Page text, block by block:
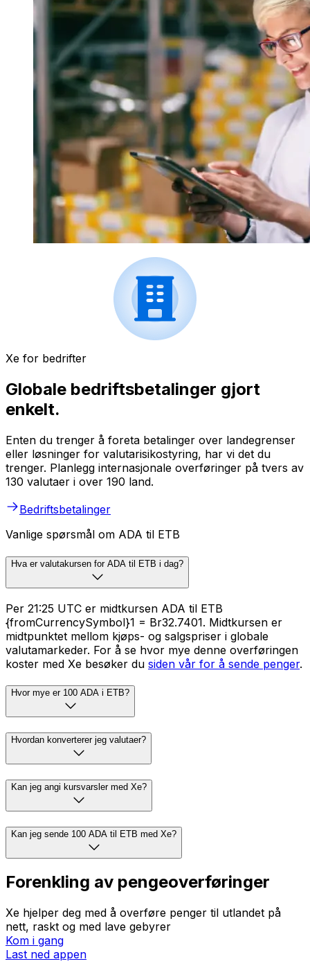
Xe for bedrifter
Globale bedriftsbetalinger gjort
enkelt.
Enten du trenger å foreta betalinger over landegrenser
eller løsninger for valutarisikostyring, har vi det du
trenger. Planlegg internasjonale overføringer på tvers av
130 valutaer i over 190 land.
Bedriftsbetalinger
Vanlige spørsmål om ADA til ETB
Hva er valutakursen for ADA til ETB i dag?
Per 21:25 UTC er midtkursen ADA til ETB
{fromCurrencySymbol}1 = Br32.7401. Midtkursen er
midtpunktet mellom kjøps- og salgspriser i globale
valutamarkeder. For å se hvor mye denne overføringen
koster med Xe besøker du siden vår for å sende penger.
Hvor mye er 100 ADA i ETB?
Hvordan konverterer jeg valutaer?
Kan jeg angi kursvarsler med Xe?
Kan jeg sende 100 ADA til ETB med Xe?
Forenkling av pengeoverføringer
Xe hjelper deg med å overføre penger til utlandet på
nett, raskt og med lave gebyrer
Kom i gang
Last ned appen